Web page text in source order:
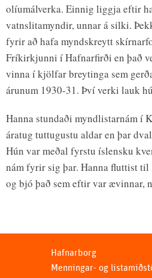
olíumálverka. Einnig liggja eftir
vatnslitamyndir, unnar á silki.
fyrir að hafa myndskreytt
Fríkirkjunni í Hafnarfirði en það
vinna í kjölfar breytinga sem
árunum 1930-31. Því verki lauk
Hanna stundaði myndlistarnám í
áratug tuttugustu aldar en þar
Hún var meðal fyrstu íslensku
nám fyrir sig þar. Hanna fluttist
og bjó það sem eftir var ævinnar,
Hafnarborg
Menningar- og